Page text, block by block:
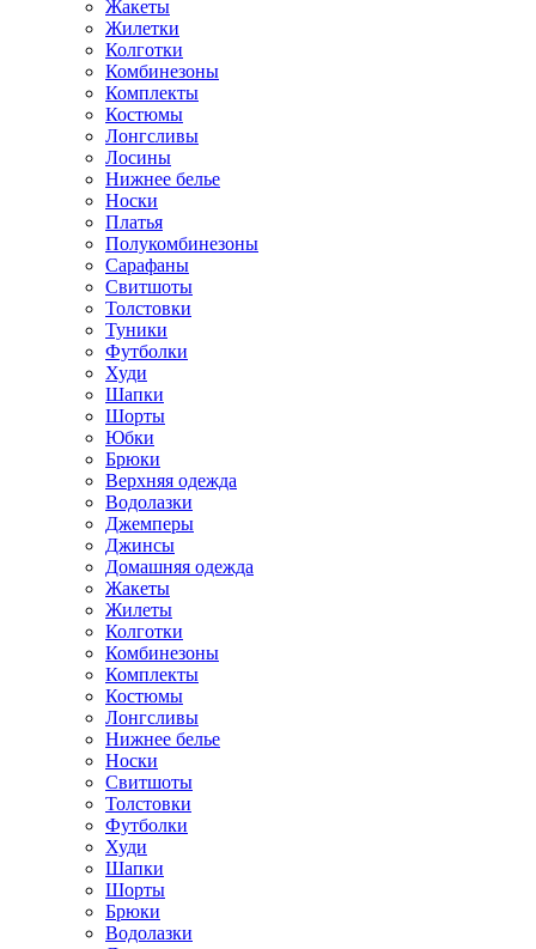
Жакеты
Жилетки
Колготки
Комбинезоны
Комплекты
Костюмы
Лонгсливы
Лосины
Нижнее белье
Носки
Платья
Полукомбинезоны
Сарафаны
Свитшоты
Толстовки
Туники
Футболки
Худи
Шапки
Шорты
Юбки
Брюки
Верхняя одежда
Водолазки
Джемперы
Джинсы
Домашняя одежда
Жакеты
Жилеты
Колготки
Комбинезоны
Комплекты
Костюмы
Лонгсливы
Нижнее белье
Носки
Свитшоты
Толстовки
Футболки
Худи
Шапки
Шорты
Брюки
Водолазки